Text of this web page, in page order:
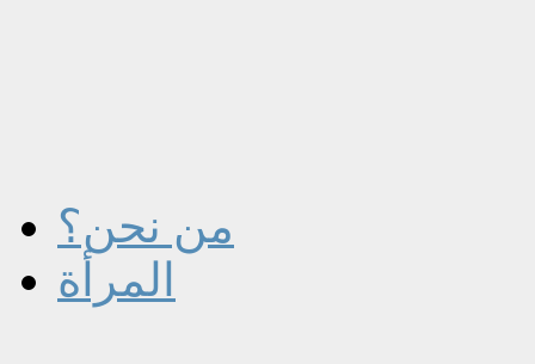
من نحن؟
المرأة